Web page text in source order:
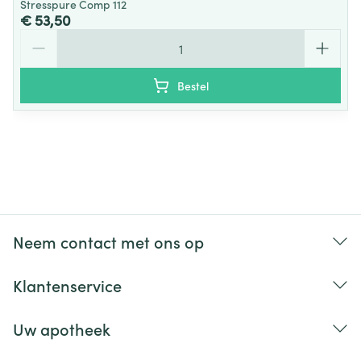
Stresspure Comp 112
€ 53,50
Bestel
Neem contact met ons op
Klantenservice
Uw apotheek